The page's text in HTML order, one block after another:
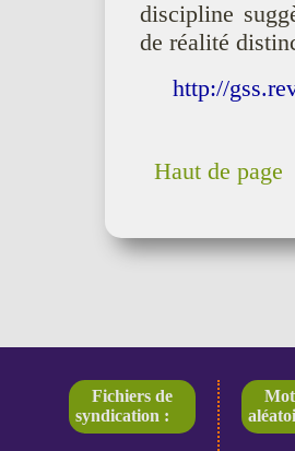
discipline
de réalité
http://
Haut de page
Fichiers de
syndication :